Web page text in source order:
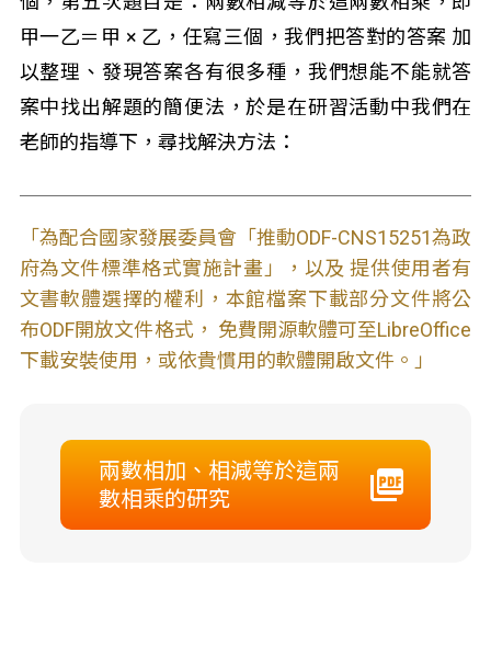
甲一乙＝甲 × 乙，任寫三個，我們把答對的答案 加
以整理、發現答案各有很多種，我們想能不能就答
案中找出解題的簡便法，於是在研習活動中我們在
老師的指導下，尋找解決方法：
「為配合國家發展委員會「推動ODF-CNS15251為政
府為文件標準格式實施計畫」，以及 提供使用者有
文書軟體選擇的權利，本館檔案下載部分文件將公
布ODF開放文件格式， 免費開源軟體可至LibreOffice
下載安裝使用，或依貴慣用的軟體開啟文件。」
兩數相加、相減等於這兩
數相乘的研究